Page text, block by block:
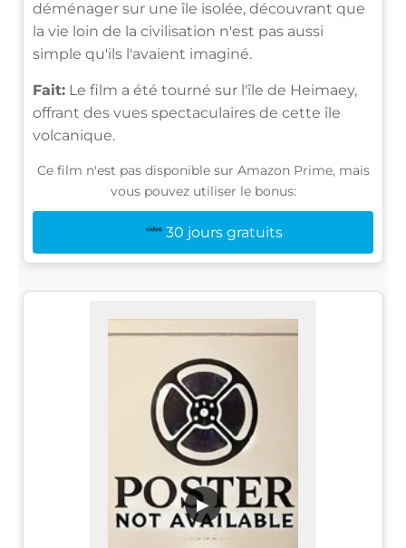
déménager sur une île isolée, découvrant que
la vie loin de la civilisation n'est pas aussi
simple qu'ils l'avaient imaginé.
Fait: Le film a été tourné sur l'île de Heimaey,
offrant des vues spectaculaires de cette île
volcanique.
Ce film n'est pas disponible sur Amazon Prime, mais
vous pouvez utiliser le bonus:
30 jours gratuits
▶